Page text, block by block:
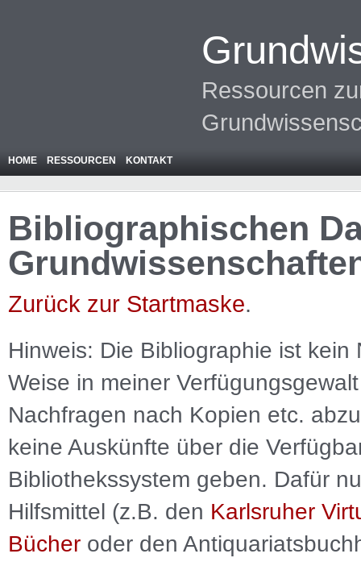
Ressourcen
HOME RESSOURCEN KONTAKT
Bibliographischen
Zurück zur Startmaske.
Hinweis: Die Bibliographie ist kein
Weise in meiner
Nachfragen nach Kopien etc.
keine Auskünfte über die
Bibliothekssystem geben. Dafür
Hilfsmittel (z.B. den Karlsruher
Bücher oder den